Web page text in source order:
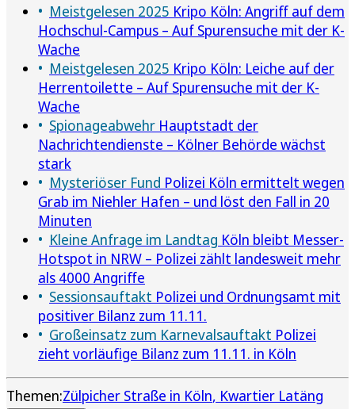
Meistgelesen 2025 Kripo Köln: Angriff auf dem
Hochschul-Campus – Auf Spurensuche mit der K-
Wache
Meistgelesen 2025 Kripo Köln: Leiche auf der
Herrentoilette – Auf Spurensuche mit der K-
Wache
Spionageabwehr Hauptstadt der
Nachrichtendienste – Kölner Behörde wächst
stark
Mysteriöser Fund Polizei Köln ermittelt wegen
Grab im Niehler Hafen – und löst den Fall in 20
Minuten
Kleine Anfrage im Landtag Köln bleibt Messer-
Hotspot in NRW – Polizei zählt landesweit mehr
als 4000 Angriffe
Sessionsauftakt Polizei und Ordnungsamt mit
positiver Bilanz zum 11.11.
Großeinsatz zum Karnevalsauftakt Polizei
zieht vorläufige Bilanz zum 11.11. in Köln
Themen:Zülpicher Straße in Köln Kwartier Latäng